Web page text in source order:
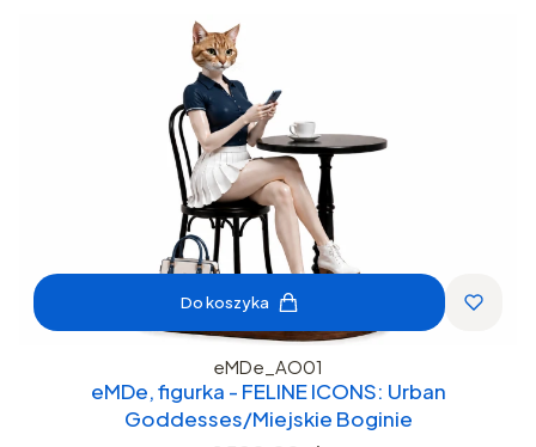
Do koszyka
eMDe_AO01
eMDe, figurka - FELINE ICONS: Urban
Goddesses/Miejskie Boginie